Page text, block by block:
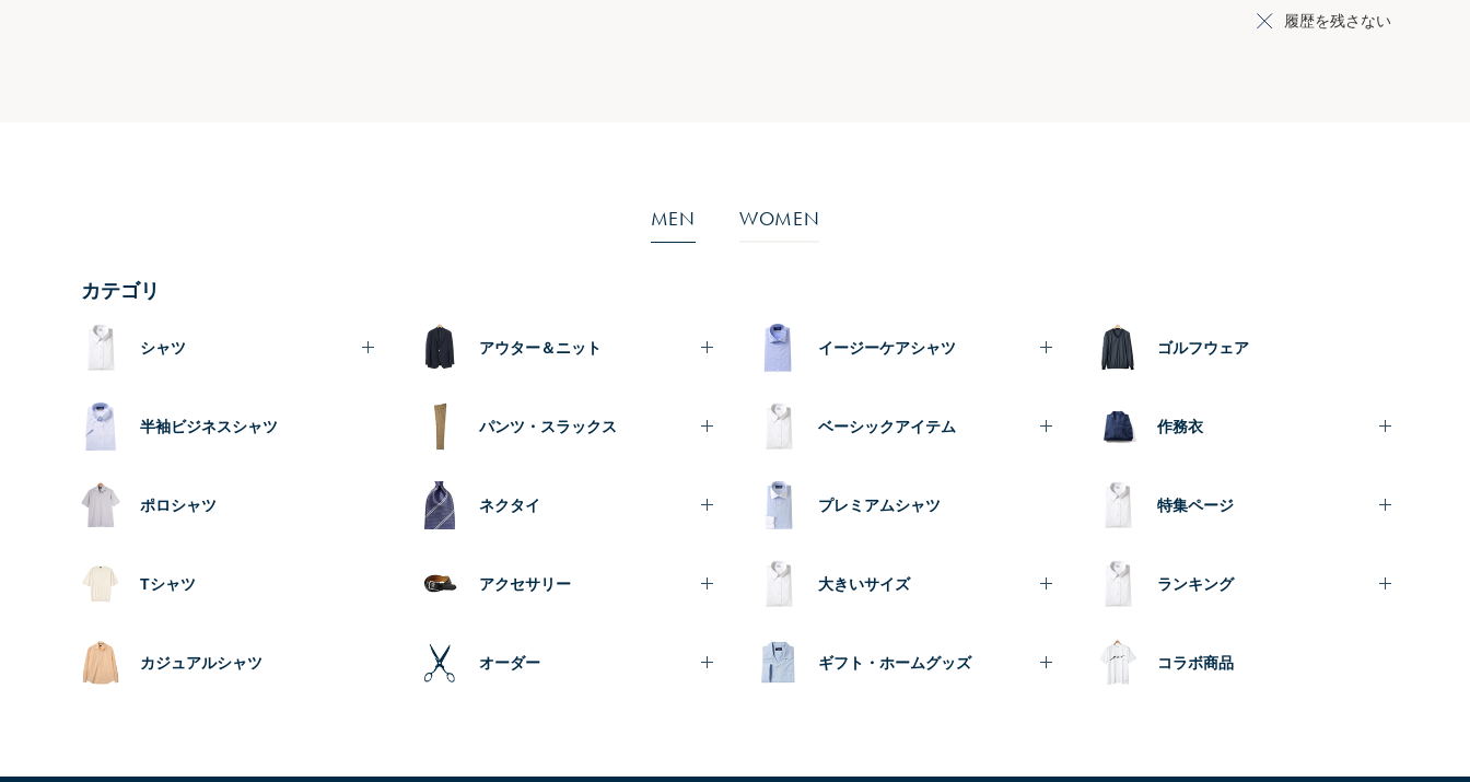
履歴を残さない
MEN WOMEN
カテゴリ
シャツ
半袖ビジネスシャツ
ポロシャツ
Tシャツ
カジュアルシャツ
アウター＆ニット
パンツ・スラックス
ネクタイ
アクセサリー
オーダー
イージーケアシャツ
ベーシックアイテム
プレミアムシャツ
大きいサイズ
ギフト・ホームグッズ
ゴルフウェア
作務衣
特集ページ
ランキング
コラボ商品